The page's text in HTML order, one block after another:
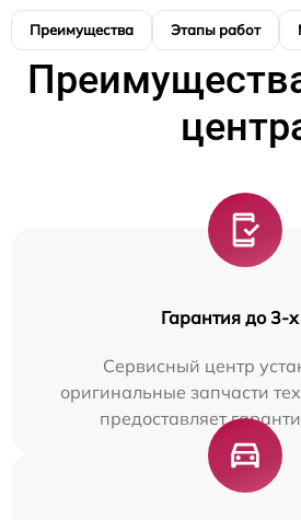
Преимущества Этапы работ
Гарантия до 3-х
Сервисный центр
оригинальные запчасти
предоставляет